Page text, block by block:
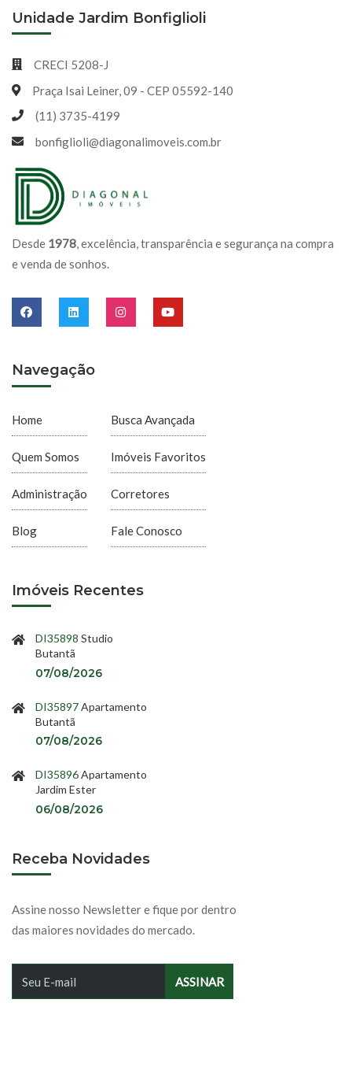
Desde 1978, excelência, transparência e segurança na compra
e venda de sonhos.
Navegação
Home
Quem Somos
Administração
Blog
Busca Avançada
Imóveis Favoritos
Corretores
Fale Conosco
Imóveis Recentes
DI35898 Studio
Butantã
07/08/2026
DI35897Apartamento
Butantã
07/08/2026
DI35896Apartamento
Jardim Ester
06/08/2026
Receba Novidades
Assine nosso Newsletter e fique por dentro
das maiores novidades do mercado.
Unidade Jardim Bonfiglioli
CRECI 5208-J
Praça Isai Leiner, 09 - CEP 05592-140
(11) 3735-4199
bonfiglioli@diagonalimoveis.com.br